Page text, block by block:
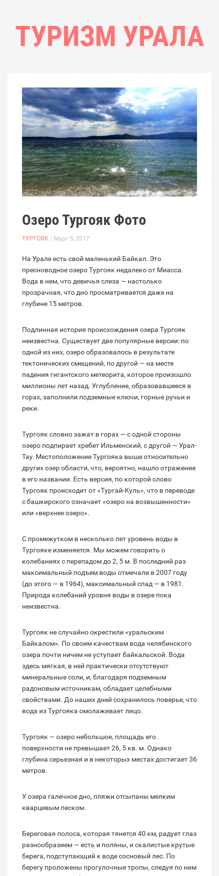
ТУРИЗМ УРАЛА
Озеро Тургояк Фото
ТУРГОЯК / Март 5, 2017
На Урале есть свой маленький Байкал. Это
пресноводное озеро Тургояк недалеко от Миасса.
Вода в нем, что девичья слеза — настолько
прозрачная, что дно просматривается даже на
глубине 15 метров.
Подлинная история происхождения озера Тургояк
неизвестна. Существует две популярные версии: по
одной из них, озеро образовалось в результате
тектонических смещений, по другой — на месте
падения гигантского метеорита, которое произошло
миллионы лет назад. Углубление, образовавшееся в
горах, заполнили подземные ключи, горные ручьи и
реки.
Тургояк словно зажат в горах — с одной стороны
озеро подпирает хребет Ильменский, с другой — Урал-
Тау. Местоположение Тургояка выше относительно
других озер области, что, вероятно, нашло отражение
в его названии. Есть версия, по которой слово
Тургояк происходит от «Тургай-Куль», что в переводе
с башкирского означает «озеро на возвышенности»
или «верхнее озеро».
С промежутком в несколько лет уровень воды в
Тургояке изменяется. Мы можем говорить о
колебаниях с перепадом до 2, 5 м. В последний раз
максимальный подъем воды отмечали в 2007 году
(до этого — в 1964), максимальный спад — в 1981.
Природа колебаний уровня воды в озере пока
неизвестна.
Тургояк не случайно окрестили «уральским
Байкалом». По своим качествам вода челябинского
озера почти ничем не уступает байкальской. Вода
здесь мягкая, в ней практически отсутствуют
минеральные соли, и, благодаря подземным
радоновым источникам, обладает целебными
свойствами. До наших дней сохранилось поверье, что
вода из Тургояка омолаживает лицо.
Тургояк — озеро небольшое, площадь его
поверхности не превышает 26, 5 кв. м. Однако
глубина серьезная и в некоторых местах достигает 36
метров.
У озера галечное дно, пляжи отсыпаны мелким
кварцевым песком.
Береговая полоса, которая тянется 40 км, радует глаз
разнообразием — есть и поляны, и скалистые крутые
берега, подступающий к воде сосновый лес. По
берегу проложены прогулочные тропы, следуя по ним